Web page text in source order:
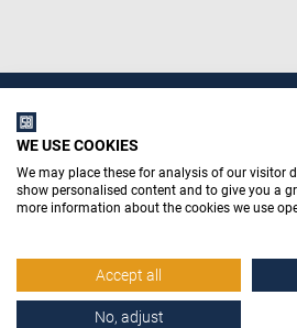
WE USE COOKIES
We may place these for analysis of our visitor
show personalised content and to give you a
more information about the cookies we use
Accept all
No, adjust